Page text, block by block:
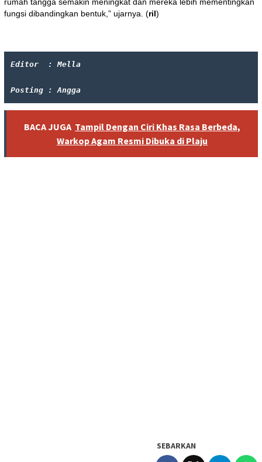
rumah tangga semakin meningkat dan mereka lebih mementingkan
fungsi dibandingkan bentuk,” ujarnya. (ril )
Editor  : Mella
Posting : Angga
BACA JUGA Tampil Dengan Ciri Khas Rasa Berbeda,
Warkop Agam Resmi Dibuka di Plaju
SEBARKAN